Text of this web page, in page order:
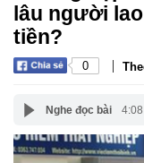
lâu người
tiền?
0 |
Nghe đọc bài 4:08